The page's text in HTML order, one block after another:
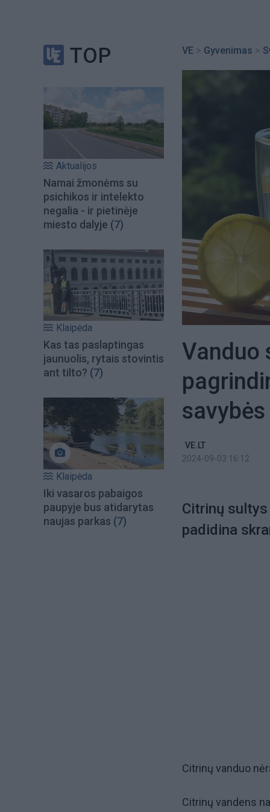
TOP
Aktualijos
Namai žmonėms su
psichikos ir intelekto
negalia - ir pietinėje
miesto dalyje (7)
Klaipėda
Kas tas paslaptingas
jaunuolis, rytais stovintis
ant tilto? (7)
Klaipėda
Iki vasaros pabaigos
paupyje bus atidarytas
naujas parkas (7)
VE > Gyvenimas >
Vanduo
savybės
VE.LT
2024-09-03 16:12
Citrinų
padidina
Citrinų vanduo
Citrinų vandens